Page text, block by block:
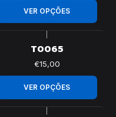
VER OPÇÕES
T0065
€15,00
VER OPÇÕES